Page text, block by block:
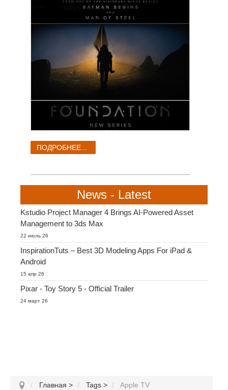
ПОДРОБНЕЕ...
News - Latest
Kstudio Project Manager 4 Brings AI-Powered Asset
Management to 3ds Max
22 июль 26
InspirationTuts – Best 3D Modeling Apps For iPad &
Android
15 апр 26
Pixar - Toy Story 5 - Official Trailer
24 март 26
Главная > Tags > Apple TV